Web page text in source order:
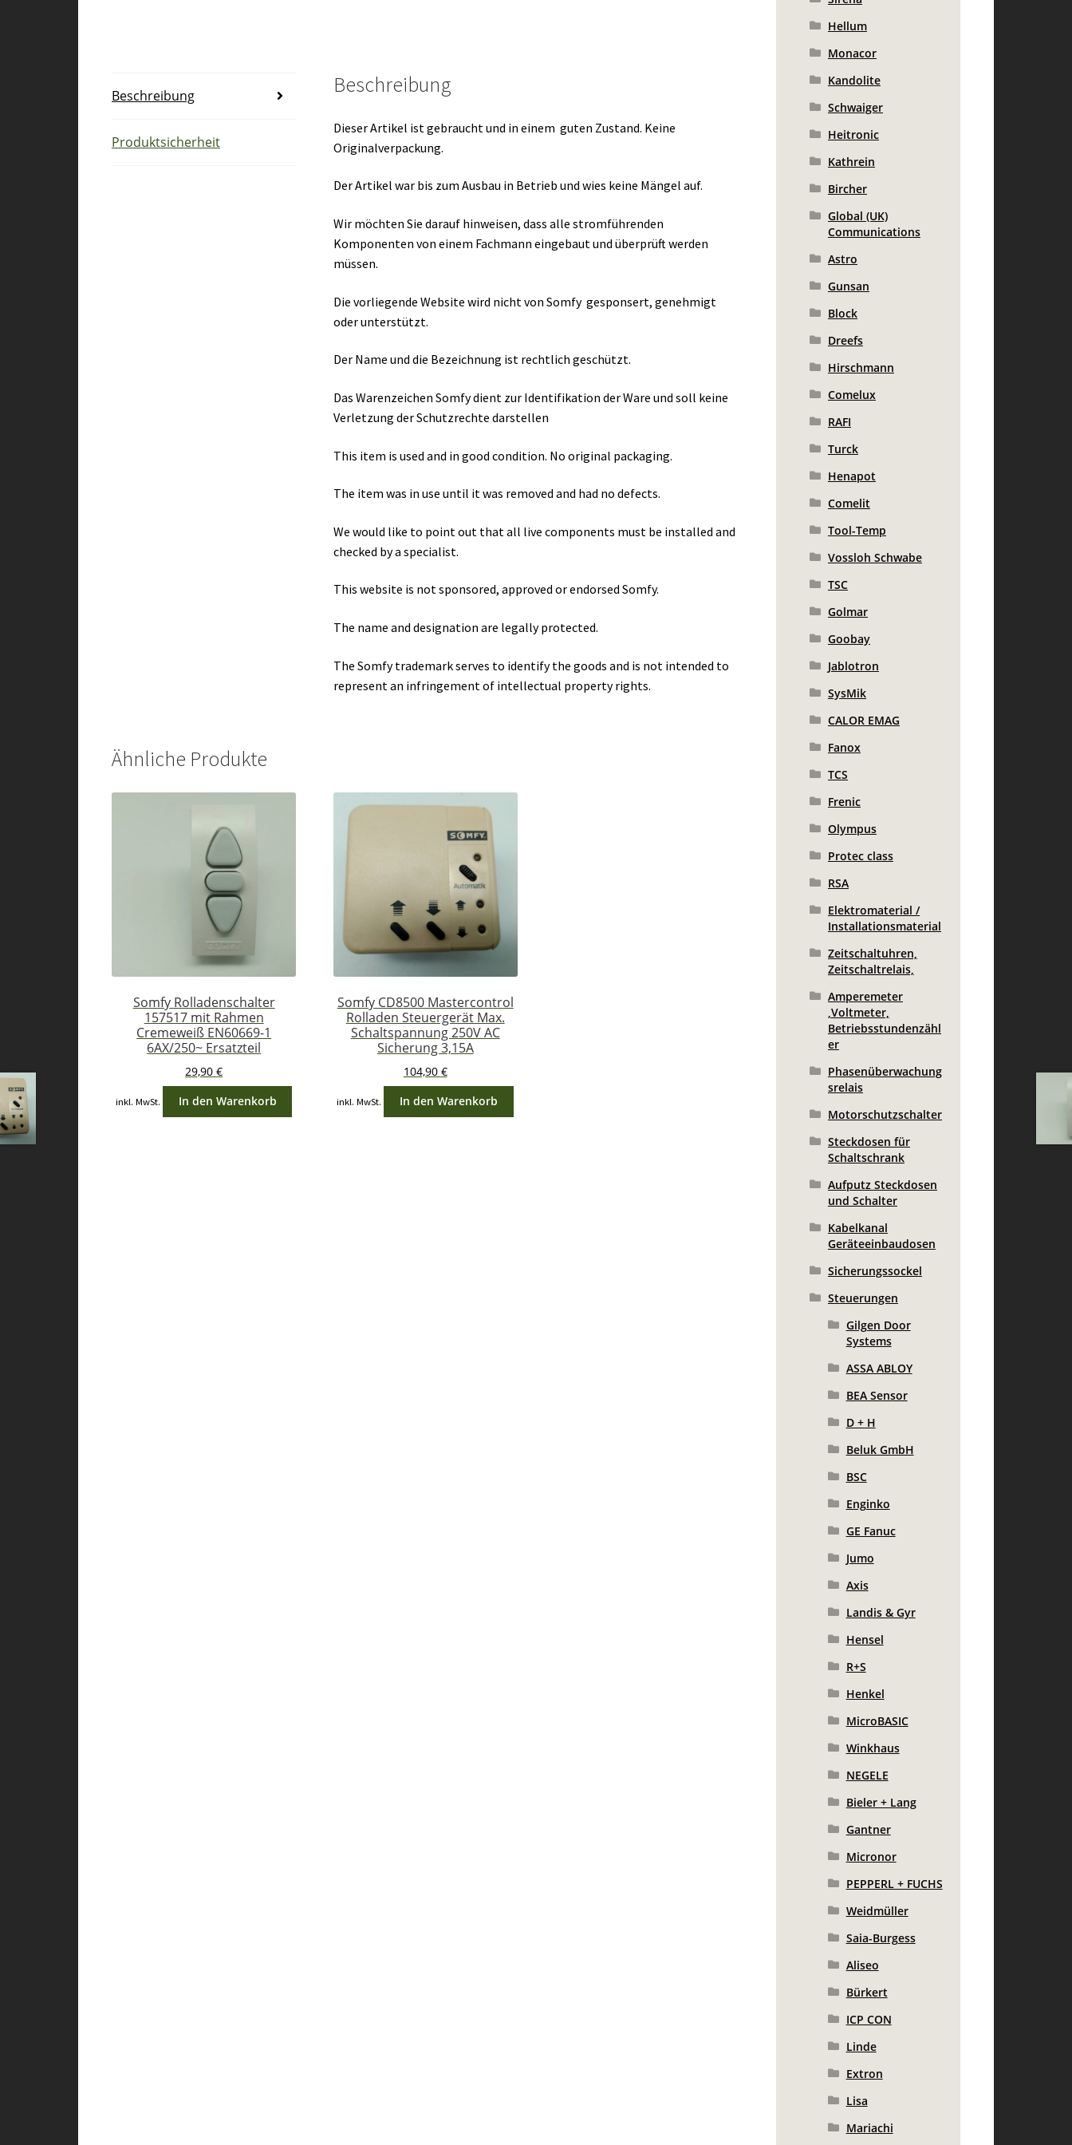
Beschreibung
Produktsicherheit
Beschreibung
Dieser Artikel ist gebraucht und in einem guten Zustand. Keine
Originalverpackung.
Der Artikel war bis zum Ausbau in Betrieb und wies keine Mängel auf.
Wir möchten Sie darauf hinweisen, dass alle stromführenden
Komponenten von einem Fachmann eingebaut und überprüft werden
müssen.
Die vorliegende Website wird nicht von Somfy gesponsert, genehmigt
oder unterstützt.
Der Name und die Bezeichnung ist rechtlich geschützt.
Das Warenzeichen Somfy dient zur Identifikation der Ware und soll keine
Verletzung der Schutzrechte darstellen
This item is used and in good condition. No original packaging.
The item was in use until it was removed and had no defects.
We would like to point out that all live components must be installed and
checked by a specialist.
This website is not sponsored, approved or endorsed Somfy.
The name and designation are legally protected.
The Somfy trademark serves to identify the goods and is not intended to
represent an infringement of intellectual property rights.
Ähnliche Produkte
Somfy Rolladenschalter
157517 mit Rahmen
Cremeweiß EN60669-1
6AX/250~ Ersatzteil
29,90€
inkl. MwSt. In den Warenkorb
Somfy CD8500 Mastercontrol
Rolladen Steuergerät Max.
Schaltspannung 250V AC
Sicherung 3,15A
104,90 €
inkl. MwSt. In den Warenkorb
Hellum
Monacor
Kandolite
Schwaiger
Heitronic
Kathrein
Bircher
Global (UK)
Communications
Astro
Gunsan
Block
Dreefs
Hirschmann
Comelux
RAFI
Turck
Henapot
Comelit
Tool-Temp
Vossloh Schwabe
TSC
Golmar
Goobay
Jablotron
SysMik
CALOR EMAG
Fanox
TCS
Frenic
Olympus
Protec class
RSA
Elektromaterial /
Installationsmaterial
Zeitschaltuhren,
Zeitschaltrelais,
Amperemeter
,Voltmeter,
Betriebsstundenzähl
er
Phasenüberwachung
srelais
Motorschutzschalter
Steckdosen für
Schaltschrank
Aufputz Steckdosen
und Schalter
Kabelkanal
Geräteeinbaudosen
Sicherungssockel
Steuerungen
Gilgen Door
Systems
ASSA ABLOY
BEA Sensor
D + H
Beluk GmbH
BSC
Enginko
GE Fanuc
Jumo
Axis
Landis & Gyr
Hensel
R+S
Henkel
MicroBASIC
Winkhaus
NEGELE
Bieler + Lang
Gantner
Micronor
PEPPERL + FUCHS
Weidmüller
Saia-Burgess
Aliseo
Bürkert
ICP CON
Linde
Extron
Lisa
Mariachi